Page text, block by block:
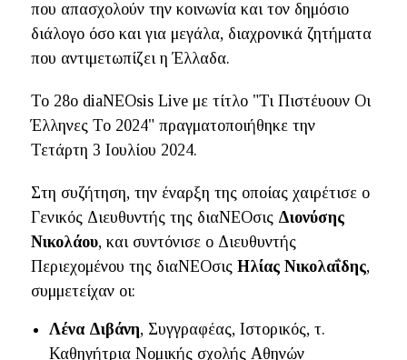
που απασχολούν την κοινωνία και τον δημόσιο
διάλογο όσο και για μεγάλα, διαχρονικά ζητήματα
που αντιμετωπίζει η Έλλαδα.
To 28o diaNEOsis Live με τίτλο "Τι Πιστέυουν Οι
Έλληνες Το 2024" πραγματοποιήθηκε την
Τετάρτη 3 Ιουλίου 2024.
Στη συζήτηση, την έναρξη της οποίας χαιρέτισε ο
Γενικός Διευθυντής της διαΝΕΟσις Διονύσης
Νικολάου, και συντόνισε ο Διευθυντής
Περιεχομένου της διαΝΕΟσις Ηλίας Νικολαΐδης,
συμμετείχαν οι:
Λένα Διβάνη, Συγγραφέας, Ιστορικός, τ.
Καθηγήτρια Νομικής σχολής Αθηνών